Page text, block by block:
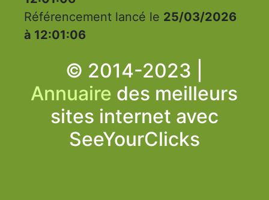
Référencement lancé le 25/03/2026
à 12:01:06
© 2014-2023 |
Annuaire des meilleurs
sites internet avec
SeeYourClicks